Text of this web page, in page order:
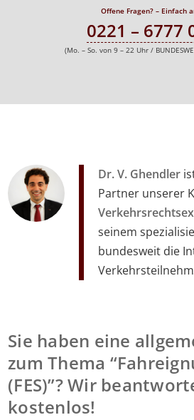
Offene Fragen? – Einfach
0221 – 6777
(Mo. – So. von 9 – 22 Uhr /
Dr. V. Ghendler
Partner unserer
seinem
bundesweit die
Sie haben eine
zum Thema
(FES)”? Wir
kostenlos!